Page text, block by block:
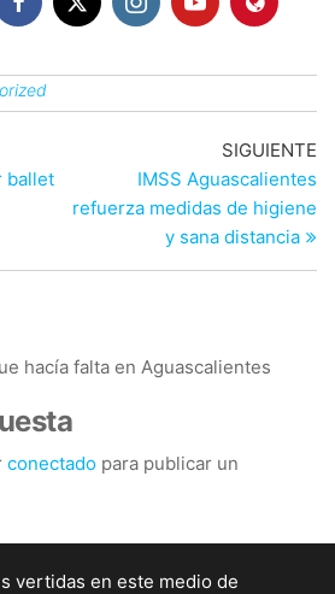
ballet
SIGUIENTE
IMSS Aguascalientes
refuerza medidas de higiene
y sana distancia
hacía falta en Aguascalientes
conectado para publicar un
vertidas en este medio de